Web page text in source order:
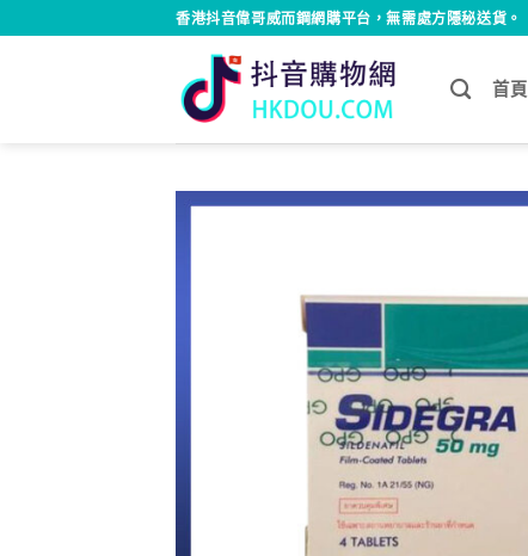
to
香港抖音偉哥威而鋼網購平台，無需處方隱秘送貨。
首頁